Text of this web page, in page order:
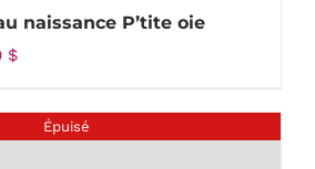
naissance P’tite oie
$
Épuisé